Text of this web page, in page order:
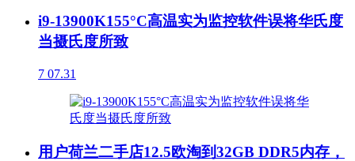
i9-13900K155°C高温实为监控软件误将华氏度
当摄氏度所致
7 07.31
用户荷兰二手店12.5欧淘到32GB DDR5内存，